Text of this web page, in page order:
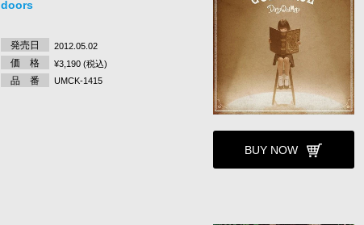
doors
発売日 2012.05.02
価 格 ¥3,190 (税込)
品 番 UMCK-1415
BUY NOW